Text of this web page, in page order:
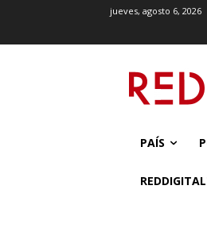
jueves, agosto 6, 2026
PAÍS